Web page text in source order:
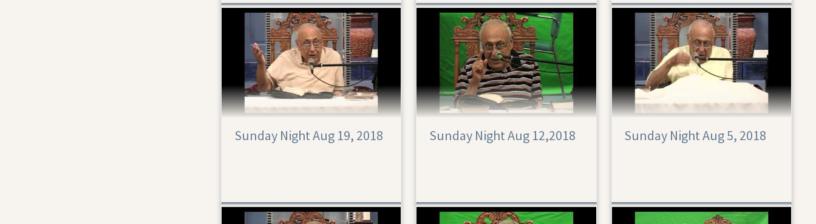
Sunday Night Aug 19, 2018 Sunday Night Aug 12,2018 Sunday Night Aug 5, 2018